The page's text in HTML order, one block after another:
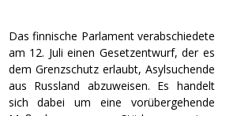
Das finnische Parlament verabschiedete
am 12. Juli einen Gesetzentwurf, der es
dem Grenzschutz erlaubt, Asylsuchende
aus Russland abzuweisen. Es handelt
sich dabei um eine vorübergehende